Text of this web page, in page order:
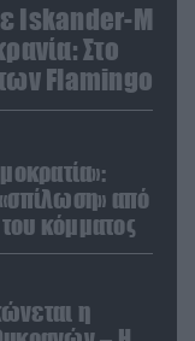
Iskander-M
Στο
Flamingo
από
κόμματος
η